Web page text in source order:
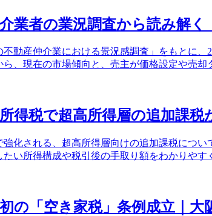
業者の業況調査から読み解く
動産仲介業における景況感調査」をもとに
、現在の市場傾向と、売主が価格設定や売却
得税で超高所得層の追加課
強化される、超高所得層向けの追加課税につ
い所得構成や税引後の手取り額をわかりやす
の「空き家税」条例成立｜